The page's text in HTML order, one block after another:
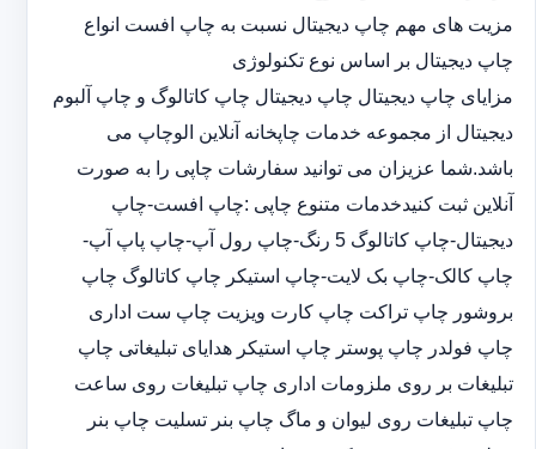
مزیت های مهم چاپ دیجیتال نسبت به چاپ افست انواع
چاپ دیجیتال بر اساس نوع تکنولوژی
مزایای چاپ دیجیتال چاپ دیجیتال چاپ کاتالوگ و چاپ آلبوم
دیجیتال از مجموعه خدمات چاپخانه آنلاین الوچاپ می
باشد.شما عزیزان می توانید سفارشات چاپی را به صورت
آنلاین ثبت کنیدخدمات متنوع چاپی :چاپ افست-چاپ
دیجیتال-چاپ کاتالوگ 5 رنگ-چاپ رول آپ-چاپ پاپ آپ-
چاپ کالک-چاپ بک لایت-چاپ استیکر چاپ کاتالوگ چاپ
بروشور چاپ تراکت چاپ کارت ویزیت چاپ ست اداری
چاپ فولدر چاپ پوستر چاپ استیکر هدایای تبلیغاتی چاپ
تبلیغات بر روی ملزومات اداری چاپ تبلیغات روی ساعت
چاپ تبلیغات روی لیوان و ماگ چاپ بنر تسلیت چاپ بنر